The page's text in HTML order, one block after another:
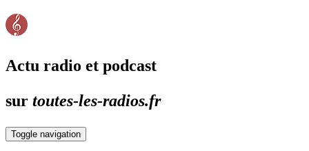
Actu radio et podcast
sur toutes-les-radios.fr
Toggle navigation